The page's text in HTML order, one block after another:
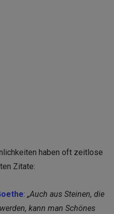
haben oft zeitlose
Zitate:
: „Auch aus Steinen, die
kann man Schönes